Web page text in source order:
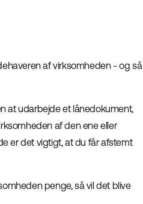
af virksomheden - og så
at udarbejde et lånedokument,
af den ene eller
er det vigtigt, at du får afstemt
penge, så vil det blive